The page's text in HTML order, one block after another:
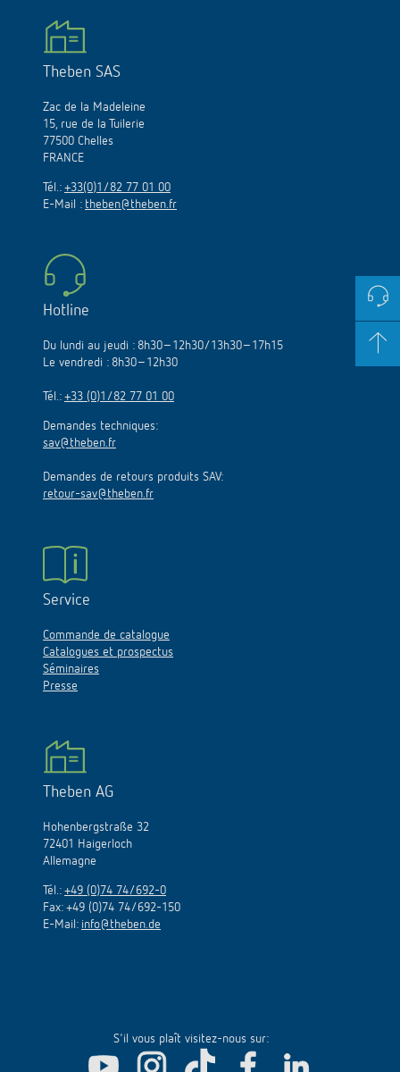
Theben SAS
Zac de la Madeleine
15, rue de la Tuilerie
77500 Chelles
FRANCE
Tél.: +33(0)1/82 77 01 00
E-Mail : theben@theben.fr
Hotline
Du lundi au jeudi : 8h30–12h30/13h30–17h15
Le vendredi : 8h30–12h30
Tél.: +33 (0)1/82 77 01 00
Demandes techniques:
sav@theben.fr
Demandes de retours produits SAV:
retour-sav@theben.fr
Service
Commande de catalogue
Catalogues et prospectus
Séminaires
Presse
Theben AG
Hohenbergstraße 32
72401 Haigerloch
Allemagne
Tél.: +49 (0)74 74/692-0
Fax: +49 (0)74 74/692-150
E-Mail: info@theben.de
S'il vous plaît visitez-nous sur: